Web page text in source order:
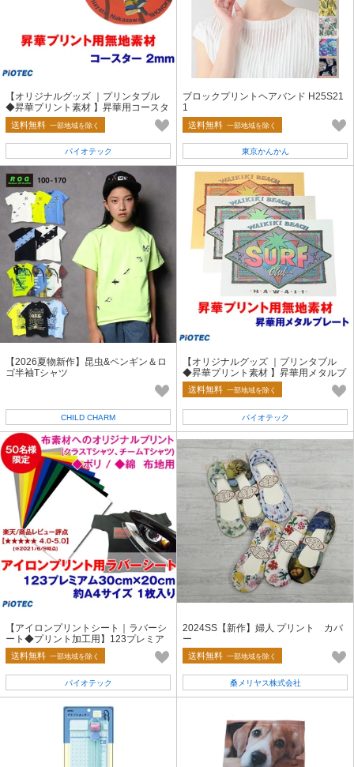
【オリジナルグッズ ｜プリンタブル
◆昇華プリント素材 】昇華用コースタ
ー 2mm 白布地ラバータイプ
送料無料 一部地域を除く
パイオテック
ブロックプリントヘアバンド H25S21
1
送料無料 一部地域を除く
東京かんかん
【2026夏物新作】昆虫&ペンギン＆ロ
ゴ半袖Tシャツ
CHILD CHARM
【オリジナルグッズ ｜プリンタブル
◆昇華プリント素材 】昇華用メタルプ
レート
送料無料 一部地域を除く
パイオテック
【アイロンプリントシート｜ラバーシ
ート◆プリント加工用】123プレミア
ム 約A4サイズ 1枚入 お試しキット
送料無料 一部地域を除く
パイオテック
2024SS【新作】婦人 プリント カバ
ー
送料無料 一部地域を除く
桑メリヤス株式会社